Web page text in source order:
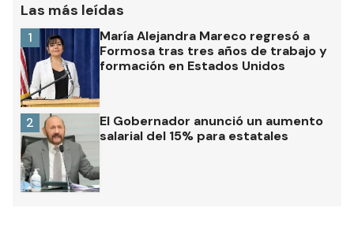
Las más leídas
María Alejandra Mareco regresó a
Formosa tras tres años de trabajo y
formación en Estados Unidos
1
El Gobernador anunció un aumento
salarial del 15% para estatales
2